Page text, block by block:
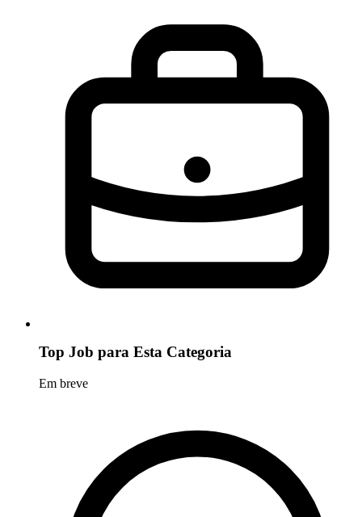
Top Job para Esta Categoria
Em breve